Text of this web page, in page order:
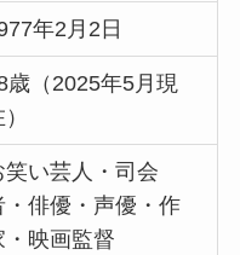
年2月2日
歳（2025年5月現
笑い芸人・司会
・俳優・声優・作
・映画監督